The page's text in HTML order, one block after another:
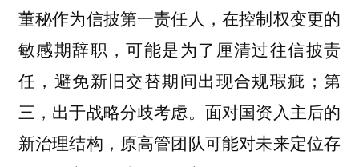
董秘作为信披第一责任人，在控制权变更的
敏感期辞职，可能是为了厘清过往信披责
任，避免新旧交替期间出现合规瑕疵；第
三，出于战略分歧考虑。面对国资入主后的
新治理结构，原高管团队可能对未来定位存